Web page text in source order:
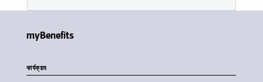
myBenefits
কার্যক্রম